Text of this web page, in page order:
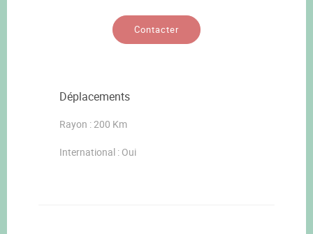
Contacter
Déplacements
Rayon : 200 Km
International : Oui